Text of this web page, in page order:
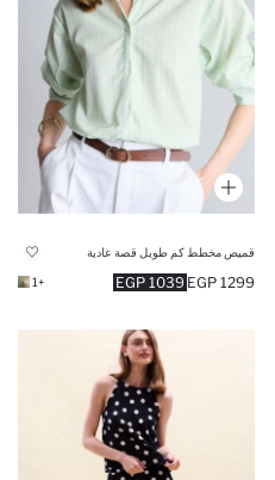
قميص مخطط كم طويل قصة عادية
1039 EGP 1299 EGP
+1